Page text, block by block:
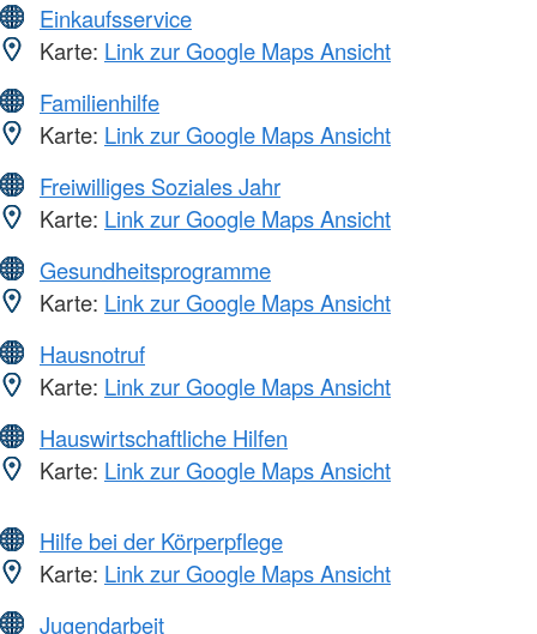
Einkaufsservice
Karte: Link zur Google Maps Ansicht
Familienhilfe
Karte: Link zur Google Maps Ansicht
Freiwilliges Soziales Jahr
Karte: Link zur Google Maps Ansicht
Gesundheitsprogramme
Karte: Link zur Google Maps Ansicht
Hausnotruf
Karte: Link zur Google Maps Ansicht
Hauswirtschaftliche Hilfen
Karte: Link zur Google Maps Ansicht
Hilfe bei der Körperpflege
Karte: Link zur Google Maps Ansicht
Jugendarbeit